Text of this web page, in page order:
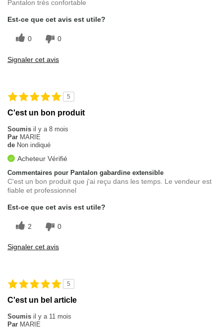
Pantalon très confortable
Est-ce que cet avis est utile?
0 0
Signaler cet avis
5
C'est un bon produit
Soumis il y a 8 mois
Par MARIE
de Non indiqué
Acheteur Vérifié
Commentaires pour Pantalon gabardine extensible
C'est un bon produit que j'ai reçu dans les temps. Le vendeur est
fiable et professionnel
Est-ce que cet avis est utile?
2 0
Signaler cet avis
5
C'est un bel article
Soumis il y a 11 mois
Par MARIE